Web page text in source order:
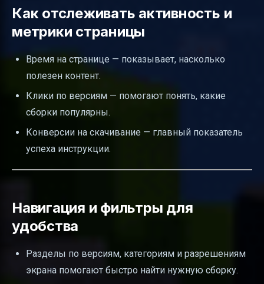
Как отслеживать активность и
метрики страницы
Время на странице — показывает, насколько
полезен контент.
Клики по версиям — помогают понять, какие
сборки популярны.
Конверсии на скачивание — главный показатель
успеха инструкции.
Навигация и фильтры для
удобства
Разделы по версиям, категориям и разрешениям
экрана помогают быстро найти нужную сборку.